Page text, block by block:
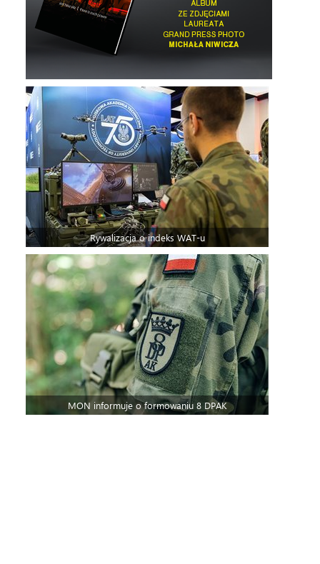
Rywalizacja o indeks WAT-u
MON informuje o formowaniu 8 DPAK